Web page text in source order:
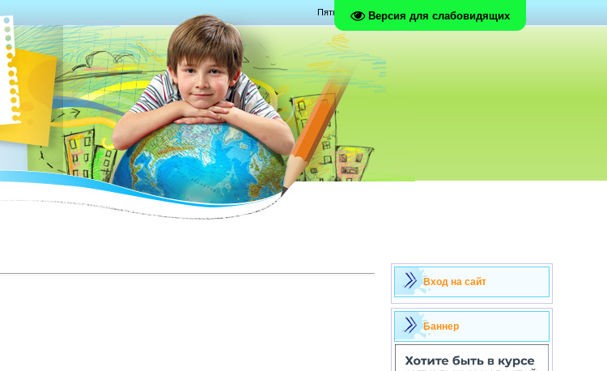
Версия для слабовидящих
Пятница, 07.08.2026, 23:34
Вход на сайт
Баннер